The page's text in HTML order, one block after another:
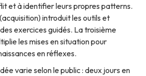
et à identifier leurs propres patterns.
introduit les outils et
exercices guidés. La troisième
les mises en situation pour
en réflexes.
varie selon le public : deux jours en